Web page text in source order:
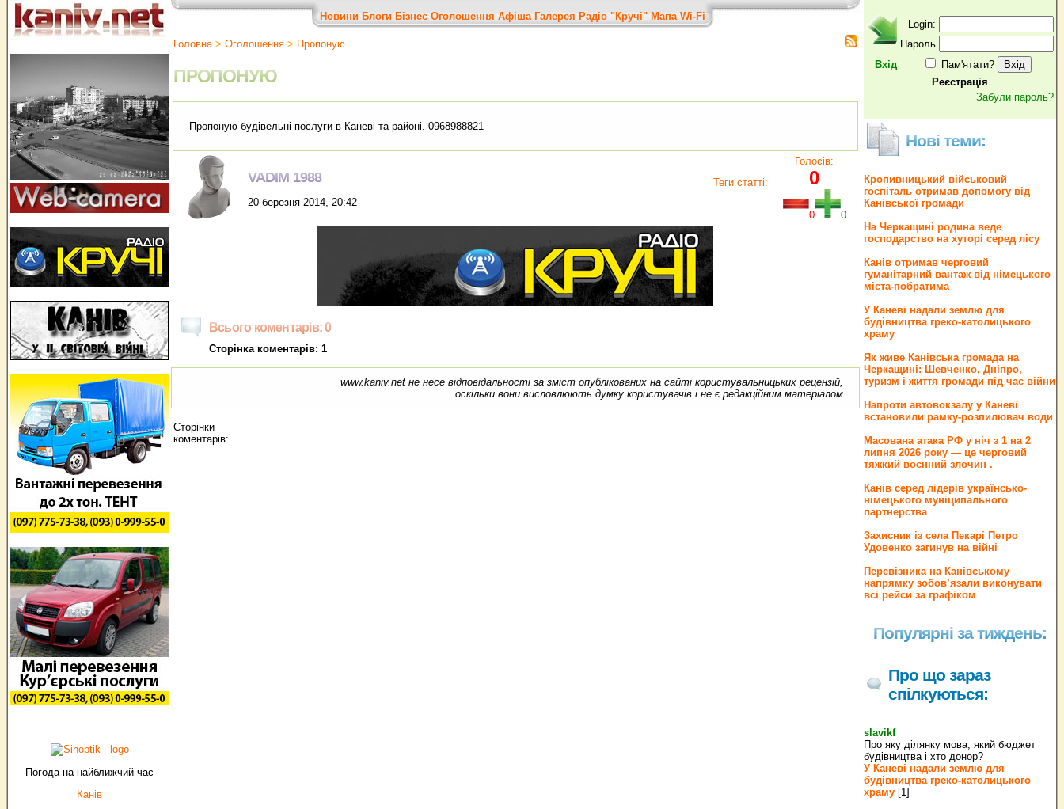
Погода на найближчий час
Канів
Новини Блоги Бізнес Оголошення Афіша Галерея Радіо "Кручі" Мапа Wi-Fi
Головна> Оголошення > Пропоную
ПРОПОНУЮ
Пропоную будівельні послуги в Каневі та районі. 0968988821
VADIM 1988
20 березня 2014, 20:42
Теги статті:
Голосів:
0
0 0
Всього коментарів: 0
Сторінка коментарів: 1
www.kaniv.net не несе відповідальності за зміст опублікованих на сайті користувальницьких рецензій,
оскільки вони висловлюють думку користувачів і не є редакційним матеріалом
Сторінки
коментарів:
Вхід
Login:
Пароль
Пам'ятати?
Реєстрація
Забули пароль?
Нові теми:
Кропивницький військовий
госпіталь отримав допомогу від
Канівської громади
На Черкащині родина веде
господарство на хуторі серед лісу
Канів отримав черговий
гуманітарний вантаж від німецького
міста-побратима
У Каневі надали землю для
будівництва греко‐католицького
храму
Як живе Канівська громада на
Черкащині: Шевченко, Дніпро,
туризм і життя громади під час війни
Напроти автовокзалу у Каневі
встановили рамку-розпилювач води
Масована атака РФ у ніч з 1 на 2
липня 2026 року — це черговий
тяжкий воєнний злочин .
Канів серед лідерів українсько-
німецького муніципального
партнерства
Захисник із села Пекарі Петро
Удовенко загинув на війні
Перевізника на Канівському
напрямку зобов’язали виконувати
всі рейси за графіком
Популярні за тиждень:
Про що зараз
спілкуються:
slavikf
Про яку ділянку мова, який бюджет
будівництва і хто донор?
У Каневі надали землю для
будівництва греко‐католицького
храму [1]